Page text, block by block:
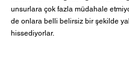
unsurlara çok fazla müdahale
de onlara belli belirsiz bir şekilde
hissediyorlar.